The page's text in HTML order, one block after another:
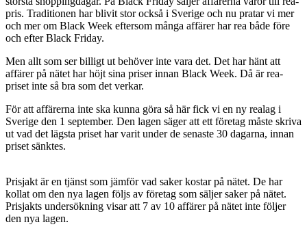
pris. Traditionen har blivit stor också i Sverige och nu pratar vi mer
och mer om Black Week eftersom många affärer har rea både före
och efter Black Friday.
Men allt som ser billigt ut behöver inte vara det. Det har hänt att
affärer på nätet har höjt sina priser innan Black Week. Då är rea-
priset inte så bra som det verkar.
För att affärerna inte ska kunna göra så här fick vi en ny realag i
Sverige den 1 september. Den lagen säger att ett företag måste skriva
ut vad det lägsta priset har varit under de senaste 30 dagarna, innan
priset sänktes.
Prisjakt är en tjänst som jämför vad saker kostar på nätet. De har
kollat om den nya lagen följs av företag som säljer saker på nätet.
Prisjakts undersökning visar att 7 av 10 affärer på nätet inte följer
den nya lagen.